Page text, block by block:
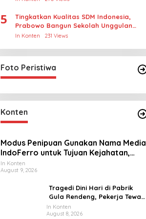
5
Tingkatkan Kualitas SDM Indonesia,
Prabowo Bangun Sekolah Unggulan
hingga Undang Universitas Terbaik
In Konten 231 Views
Foto Peristiwa
Konten
Modus Penipuan Gunakan Nama Media
IndoFerro untuk Tujuan Kejahatan,
Waspadalah!
In Konten
August 9, 2026
Tragedi Dini Hari di Pabrik
Gula Rendeng, Pekerja Tewas
Tertimpa Alat Pengangkat
Tebu
In Konten
August 8, 2026